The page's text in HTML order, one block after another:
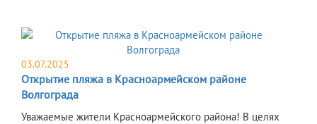
03.07.2025
Открытие пляжа в Красноармейском районе
Волгограда
Уважаемые жители Красноармейского района! В целях